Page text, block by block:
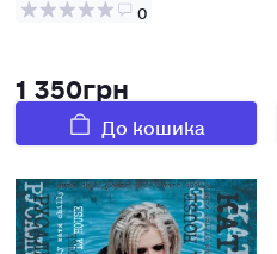
0
1 350грн
До кошика